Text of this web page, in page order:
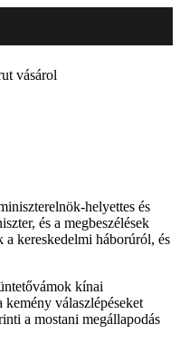
vásárol
helyettes és
és a megbeszélések
kereskedelmi háborúról, és
kínai
válaszlépéseket
a mostani megállapodás